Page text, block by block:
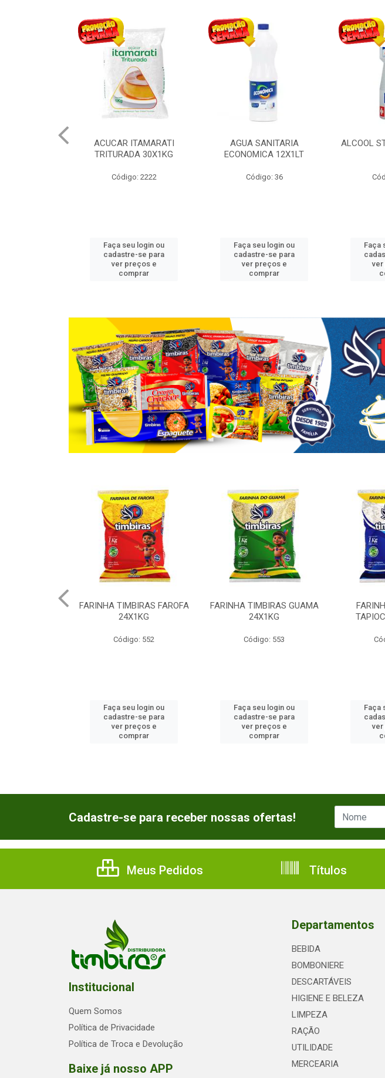
ACUCAR ITAMARATI
TRITURADA 30X1KG
Código: 2222
Faça seu login ou
cadastre-se para
ver preços e
AGUA SANITARIA
ECONOMICA 12X1LT
Faça seu login ou
cadastre-se para
ver preços e
ALCOOL START 70°
Código: 3521
Faça seu login
cadastre-se
ver preços e
FARINHA TIMBIRAS FAROFA
24X1KG
Código: 552
Faça seu login ou
cadastre-se para
ver preços e
comprar
FARINHA TIMBIRAS GUAMA
24X1KG
Código: 553
Faça seu login ou
cadastre-se para
ver preços e
comprar
Faça
ver
Cadastre-se para receber nossas ofertas!
Meus Pedidos Títulos
Institucional
Quem Somos
Política de Privacidade
Política de Troca e Devolução
Baixe já nosso APP
Departamentos
BEBIDA
BOMBONIERE
DESCARTÁVEIS
HIGIENE E BELEZA
LIMPEZA
RAÇÃO
UTILIDADE
MERCEARIA